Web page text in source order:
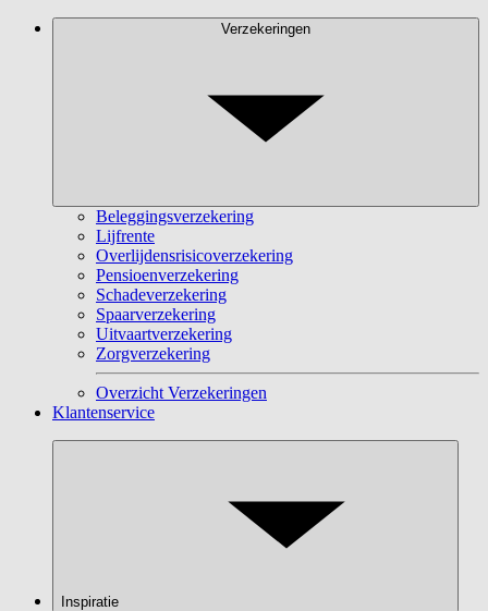
Verzekeringen
Beleggingsverzekering
Lijfrente
Overlijdensrisicoverzekering
Pensioenverzekering
Schadeverzekering
Spaarverzekering
Uitvaartverzekering
Zorgverzekering
Overzicht Verzekeringen
Klantenservice
Inspiratie